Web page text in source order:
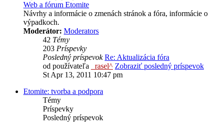
Web a fórum Etomite
Návrhy a informácie o zmenách stránok a fóra, informácie o
výpadkoch.
Moderátor: Moderators
42 Témy
203 Príspevky
Posledný príspevok Re: Aktualizácia fóra
od používateľa
_rasel^ Zobraziť posledný príspevok
St Apr 13, 2011 10:47 pm
Etomite: tvorba a podpora
Témy
Príspevky
Posledný príspevok